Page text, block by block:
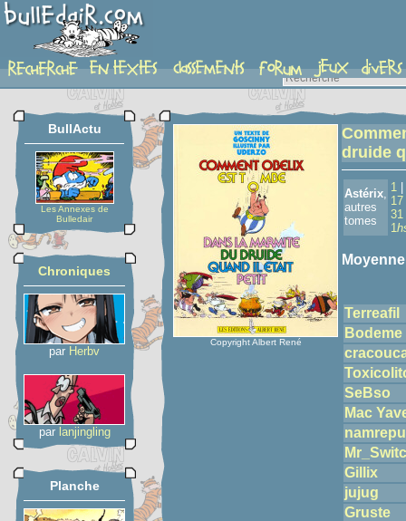
detail-etoiles
BullActu
Les Annexes de
Bulledair
Chroniques
par Herbv
par lanjingling
Planche
Copyright Albert René
druide
Astérix,
autres
tomes
1
17
31
1
Moyenne
Terreafil
Bodeme
SeBso
Mac
Gillix
jujug
Gruste